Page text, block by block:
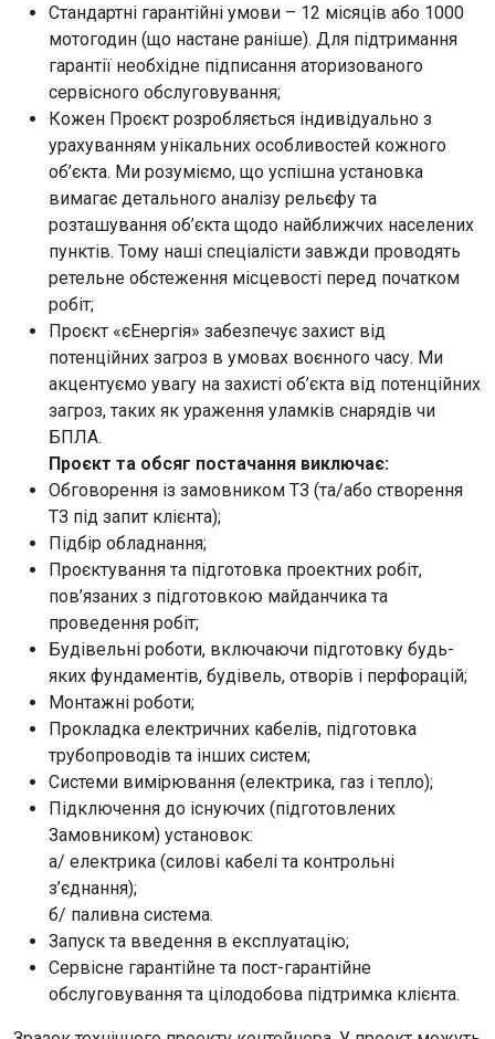
Стандартні гарантійні умови – 12 місяців або 1000
мотогодин (що настане раніше). Для підтримання
гарантії необхідне підписання аторизованого
сервісного обслуговування;
Кожен Проєкт розробляється індивідуально з
урахуванням унікальних особливостей кожного
об’єкта. Ми розуміємо, що успішна установка
вимагає детального аналізу рельєфу та
розташування об’єкта щодо найближчих населених
пунктів. Тому наші спеціалісти завжди проводять
ретельне обстеження місцевості перед початком
робіт;
Проєкт «єЕнергія» забезпечує захист від
потенційних загроз в умовах воєнного часу. Ми
акцентуємо увагу на захисті об’єкта від потенційних
загроз, таких як ураження уламків снарядів чи
БПЛА.
Проєкт та обсяг постачання виключає:
Обговорення із замовником ТЗ (та/або створення
ТЗ під запит клієнта);
Підбір обладнання;
Проєктування та підготовка проектних робіт,
пов’язаних з підготовкою майданчика та
проведення робіт;
Будівельні роботи, включаючи підготовку будь-
яких фундаментів, будівель, отворів і перфорацій;
Монтажні роботи;
Прокладка електричних кабелів, підготовка
трубопроводів та інших систем;
Системи вимірювання (електрика, газ і тепло);
Підключення до існуючих (підготовлених
Замовником) установок:
а/ електрика (силові кабелі та контрольні
з’єднання);
б/ паливна система.
Запуск та введення в експлуатацію;
Сервісне гарантійне та пост-гарантійне
обслуговування та цілодобова підтримка клієнта.